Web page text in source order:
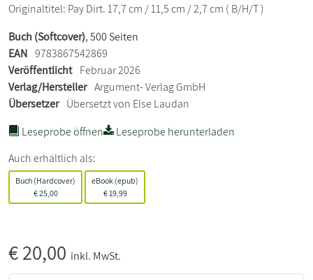
Originaltitel: Pay Dirt. 17,7 cm / 11,5 cm / 2,7 cm ( B/H/T )
Buch (Softcover), 500 Seiten
EAN 9783867542869
Veröffentlicht Februar 2026
Verlag/Hersteller Argument- Verlag GmbH
Übersetzer Übersetzt von Else Laudan
Leseprobe öffnen
Leseprobe herunterladen
Auch erhältlich als:
Buch (Hardcover)
€25,00
eBook (epub)
€19,99
€20,00 inkl. MwSt.